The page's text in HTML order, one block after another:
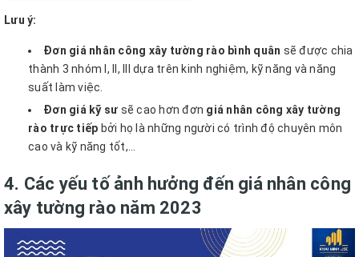
Lưu ý:
Đơn giá nhân công xây tường rào bình quân sẽ được chia
thành 3 nhóm I, II, III dựa trên kinh nghiệm, kỹ năng và năng
suất làm việc.
Đơn giá kỹ sư sẽ cao hơn đơn giá nhân công xây tường
rào trực tiếp bởi họ là những người có trình độ chuyên môn
cao và kỹ năng tốt,...
4. Các yếu tố ảnh hưởng đến giá nhân công
xây tường rào năm 2023